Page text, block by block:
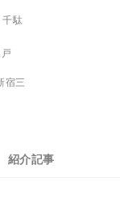
駄
宿三
紹介記事